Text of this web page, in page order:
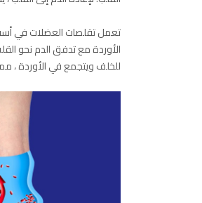
تعمل تقلصات العضلات في
الأوردة مع تدفق الدم نحو
للخلف ويتجمع في الأوردة ،